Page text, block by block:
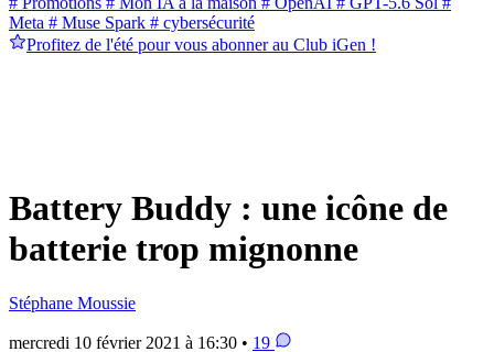
Meta # Muse Spark # cybersécurité
Profitez de l'été pour vous abonner au Club iGen !
Battery Buddy : une icône de
batterie trop mignonne
Stéphane Moussie
mercredi 10 février 2021 à 16:30 • 19